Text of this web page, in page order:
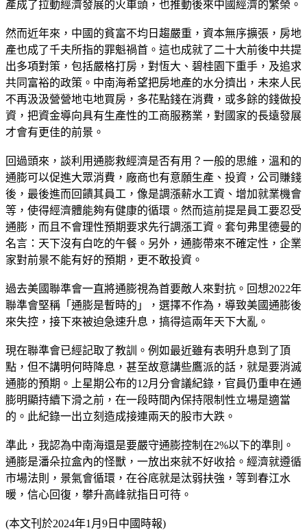
產成了拉動經濟發展的火車頭，也推動後來中國經濟的繁榮。
然而近年來，中國的貧富不均日趨嚴重，資本無序擴張，房地
產也成了千夫所指的罪魁禍首。這也成就了二十大前後中共提
出多項對策，包括嚴格打房，對恆大、碧桂園下重手，及追求
共同富裕的政策。中南海希望把房地產的水分擠出，未來人民
不再汲汲營營地屯地買房，多花點錢在消費，或多餘的錢做投
資，把資金導向具有生產性的工商服務業，對國家的長遠發展
才會有更佳的前景。
回過頭來，談利用通膨救經濟是否有用？一般的思維，溫和的
通膨可以促進大眾消費，廠商也有意願生產、投資，公司賺錢
後，最後進而回饋其員工，像是調漲薪水工資、增加就業機會
等，使得經濟體能夠有健康的循環。然而這前提是員工要忍受
通膨，而且不會理性預期要求先行調漲工資。套句弗里德曼的
名言：天下沒有白吃的午餐。另外，通膨帶來不確定性，企業
家對前景不能有好的預期，更不敢投資。
過去美國聯準會一直將通膨視為首要敵人來對抗。回想2022年
聯準會堅稱「通膨是暫時的」，選擇不作為，導致美國通膨後
來失控，接下來被迫急速升息，搞得這兩年天下大亂。
現在聯準會已經記取了教訓。例如最近雖有表明升息到了頂
點，但不講明何時降息，甚至故意講些鷹派的話，就是要消滅
通膨的預期。上星期公布的12月分會議紀錄，官員仍重申在通
膨明顯持續下滑之前，在一段時間內保持限制性立場是適當
的。此紀錄一出立刻造成接連兩天的股市大跌。
準此，我認為中南海還是要嚴守通膨控制在2%以下的準則。
通膨是潘朵拉盒內的怪獸，一放出來就不好收拾。經濟就遵循
市場法則，景氣會循環，在谷底就是汰弱扶強，等到春江水
暖，信心回復，攀升高峰就指日可待。
(本文刊於2024年1月9日中國時報)